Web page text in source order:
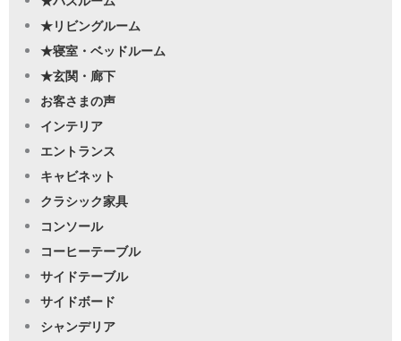
★リビングルーム
★寝室・ベッドルーム
★玄関・廊下
お客さまの声
インテリア
エントランス
キャビネット
クラシック家具
コンソール
コーヒーテーブル
サイドテーブル
サイドボード
シャンデリア